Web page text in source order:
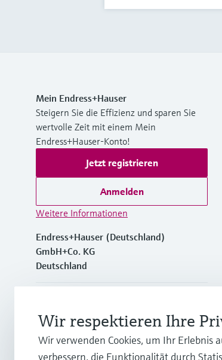
Mein Endress+Hauser
Steigern Sie die Effizienz und sparen Sie
wertvolle Zeit mit einem Mein
Endress+Hauser-Konto!
Jetzt registrieren
Anmelden
Weitere Informationen
Endress+Hauser (Deutschland)
GmbH+Co. KG
Deutschland
+49 (0)7621 97501
Wir respektieren Ihre
Wir verwenden Cookies, um Ihr Erlebnis
verbessern, die Funktionalität durch